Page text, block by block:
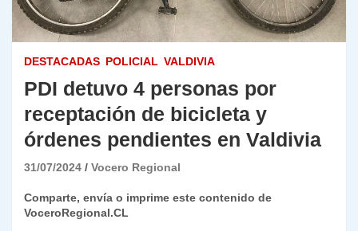
DESTACADAS POLICIAL VALDIVIA
PDI detuvo 4 personas por
receptación de bicicleta y
órdenes pendientes en Valdivia
31/07/2024 Vocero Regional
Comparte, envía o imprime este contenido de
VoceroRegional.CL